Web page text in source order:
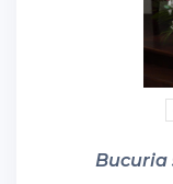
Bucuria